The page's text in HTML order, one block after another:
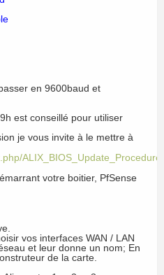
en 9600baud et
est conseillé pour utiliser
je vous invite à le mettre à
ALIX_BIOS_Update_Procedure
votre boitier, PfSense
vos interfaces WAN / LAN
et leur donne un nom; En
de la carte.